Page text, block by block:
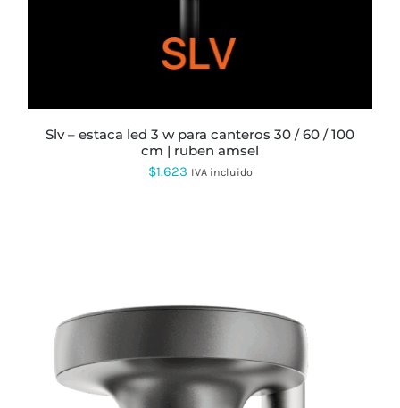
slv – estaca led 3 w para canteros 30 / 60 / 100
cm | ruben amsel
$1.623 IVA incluido